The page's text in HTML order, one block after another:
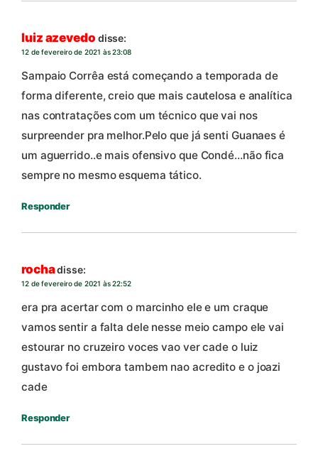
luiz azevedo disse:
12 de fevereiro de 2021 às 23:08
Sampaio Corrêa está começando a temporada de
forma diferente, creio que mais cautelosa e analítica
nas contratações com um técnico que vai nos
surpreender pra melhor.Pelo que já senti Guanaes é
um aguerrido..e mais ofensivo que Condé…não fica
sempre no mesmo esquema tático.
Responder
rochadisse:
12 de fevereiro de 2021 às 22:52
era pra acertar com o marcinho ele e um craque
vamos sentir a falta dele nesse meio campo ele vai
estourar no cruzeiro voces vao ver cade o luiz
gustavo foi embora tambem nao acredito e o joazi
cade
Responder